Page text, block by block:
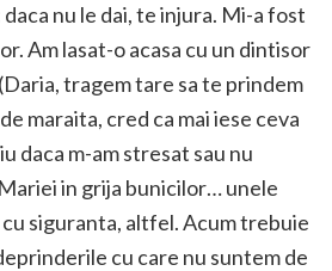
nu le dai, te injura. Mi-a fost
Am lasat-o acasa cu un dintisor
tragem tare sa te prindem
maraita, cred ca mai iese ceva
daca m-am stresat sau nu
in grija bunicilor… unele
siguranta, altfel. Acum trebuie
cu care nu suntem de